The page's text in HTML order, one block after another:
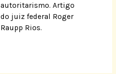
autoritarismo. Artigo
do juiz federal Roger
Raupp Rios.